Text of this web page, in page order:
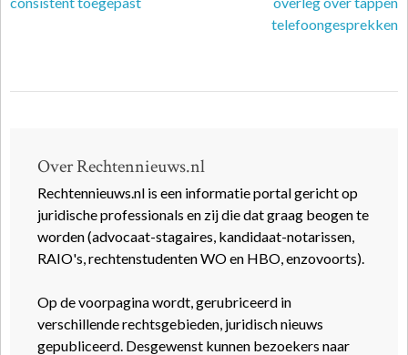
telefoongesprekken
Over Rechtennieuws.nl
Rechtennieuws.nl is een informatie portal gericht op
juridische professionals en zij die dat graag beogen te
worden (advocaat-stagaires, kandidaat-notarissen,
RAIO's, rechtenstudenten WO en HBO, enzovoorts).
Op de voorpagina wordt, gerubriceerd in
verschillende rechtsgebieden, juridisch nieuws
gepubliceerd. Desgewenst kunnen bezoekers naar